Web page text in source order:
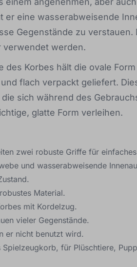
er eine wasserabweisende
Gegenstände zu verstauen.
verwendet werden.
des Korbes hält die ovale
flach verpackt geliefert.
sich während des
glatte Form verleihen.
zwei robuste Griffe für
und wasserabweisende
Material.
mit Kordelzug.
vieler Gegenstände.
er nicht benutzt wird.
für Plüschtiere,